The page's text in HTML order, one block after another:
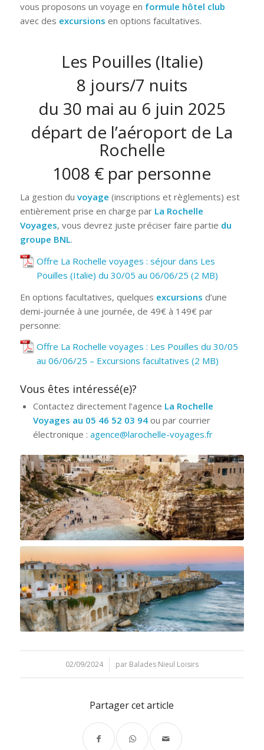
vous proposons un voyage en formule hôtel club
avec des excursions en options facultatives.
Les Pouilles (Italie)
8 jours/7 nuits
du 30 mai au 6 juin 2025
départ de l’aéroport de La
Rochelle
1008 € par personne
La gestion du voyage (inscriptions et règlements) est
entièrement prise en charge par La Rochelle
Voyages, vous devrez juste préciser faire partie du
groupe BNL.
Offre La Rochelle voyages : séjour dans Les
Pouilles (Italie) du 30/05 au 06/06/25
En options facultatives, quelques excursions d’une
demi-journée à une journée, de 49€ à 149€ par
personne:
Offre La Rochelle voyages : Les Pouilles du 30/05
au 06/06/25 – Excursions facultatives
Vous êtes intéressé(e)?
Contactez directement l’agence La Rochelle
Voyages au 05 46 52 03 94ou par courrier
électronique : agence@larochelle-voyages.fr
02/09/2024
/ par Balades Nieul Loisirs
Partager cet article